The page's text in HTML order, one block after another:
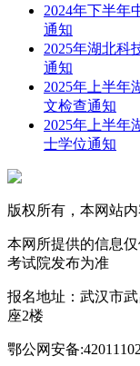
2024年下半年
通知
2025年湖北科
通知
2025年上半年
文检查通知
2025年上半年
士学位通知
版权所有，本网站
本网所提供的信息
考试院发布为准
报名地址：武汉市
座2楼
鄂公网安备